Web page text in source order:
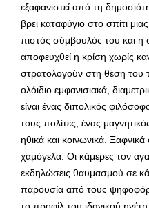
εξαφανιστεί από τη
βρει καταφύγιο στο σπίτι
πιστός σύμβουλός του και η
αποφευχθεί η κρίση χωρίς
στρατολογούν στη θέση του
ολόιδιο εμφανισιακά,
είναι ένας διπολικός
τους πολίτες, ένας
ηθικά και κοινωνικά.
χαμόγελα. Οι κάμερες τον
εκδηλώσεις θαυμασμού σε
παρουσία από τους
το προφίλ του ιδανικού ηγέτη;